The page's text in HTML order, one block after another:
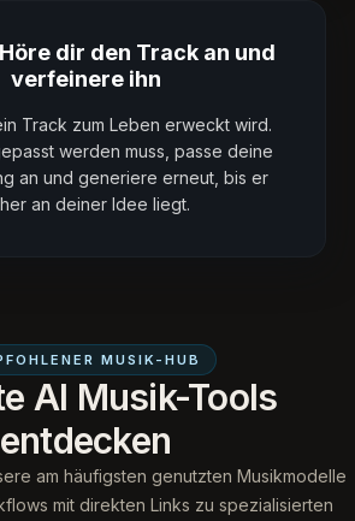
dir den Track an und
verfeinere ihn
Track zum Leben erweckt wird.
werden muss, passe deine
an und generiere erneut, bis er
an deiner Idee liegt.
MUSIK-HUB
AI Musik-Tools
entdecken
am häufigsten genutzten Musikmodelle
mit direkten Links zu spezialisierten